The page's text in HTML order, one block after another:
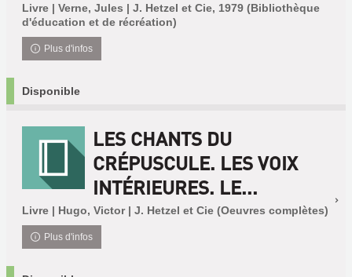
Livre | Verne, Jules | J. Hetzel et Cie, 1979 (Bibliothèque
d'éducation et de récréation)
Plus d'infos
Disponible
LES CHANTS DU
CRÉPUSCULE. LES VOIX
INTÉRIEURES. LE...
Livre | Hugo, Victor | J. Hetzel et Cie (Oeuvres complètes)
Plus d'infos